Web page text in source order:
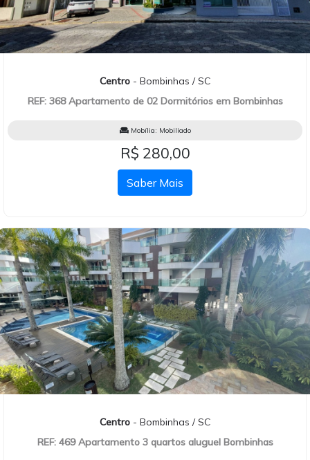
Centro - Bombinhas / SC
REF: 368 Apartamento de 02 Dormitórios em Bombinhas
Mobília: Mobiliado
R$ 280,00
Saber Mais
Centro - Bombinhas / SC
REF: 469 Apartamento 3 quartos aluguel Bombinhas